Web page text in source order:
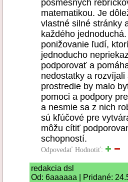
posmešných
matematikou. Je
vlastné silné stránky
každého
ponižovanie ľudí,
jednoducho
podporovať a
nedostatky a
prostredie by malo
pomoci a podpory
a nesmie sa z nich
sú kľúčové pre
môžu cítiť
schopností.
Odpovedať Hodnotiť:
redakcia dsl
Od: 6aaaaaa | Pridané: